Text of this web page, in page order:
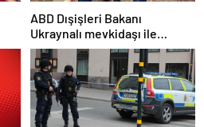
ABD Dışişleri Bakanı
Ukraynalı mevkidaşı ile
görüştü